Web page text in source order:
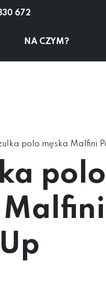
672
NA CZYM?
polo męska Malfini
polo